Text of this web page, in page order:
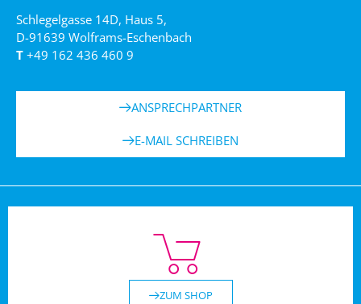
Schlegelgasse 14D, Haus 5,
D-91639 Wolframs-Eschenbach
T +49 162 436 460 9
ANSPRECHPARTNER
E-MAIL SCHREIBEN
ZUM SHOP